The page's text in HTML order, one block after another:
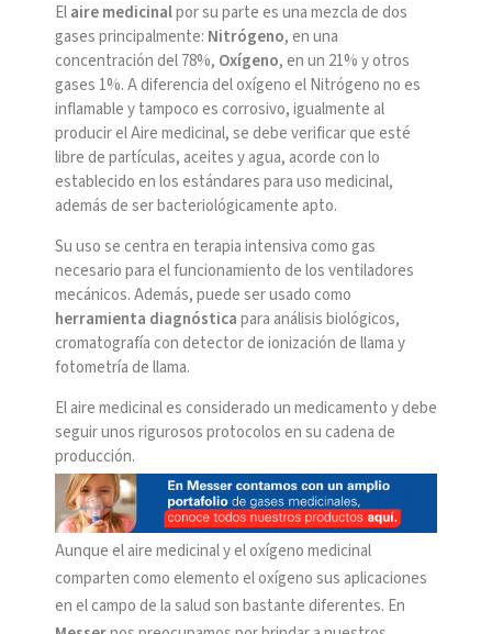
Elaire medicinalpor su parte es una mezcla de dos
gases principalmente: Nitrógeno, en una
concentración del 78%, Oxígeno, en un 21% y otros
gases 1%. A diferencia del oxígeno el Nitrógeno no es
inflamable y tampoco es corrosivo, igualmente al
producir el Aire medicinal, se debe verificar que esté
libre de partículas, aceites y agua, acorde con lo
establecido en los estándares para uso medicinal,
además de ser bacteriológicamente apto.
Su uso se centra en terapia intensiva como gas
necesario para el funcionamiento de los ventiladores
mecánicos. Además, puede ser usado como
herramienta diagnósticapara análisis biológicos,
cromatografía con detector de ionización de llama y
fotometría de llama.
El aire medicinal es considerado un medicamento y debe
seguir unos rigurosos protocolos en su cadena de
producción.
Aunque el aire medicinal y el oxígeno medicinal
comparten como elemento el oxígeno sus aplicaciones
en el campo de la salud son bastante diferentes. En